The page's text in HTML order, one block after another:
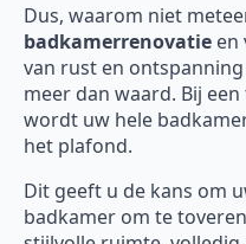
Dus, waarom niet
badkamerrenovatie en
van rust en
meer dan waard. Bij
wordt uw hele
het plafond.
Dit geeft u de kans om
badkamer om te